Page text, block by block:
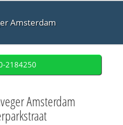
Amsterdam
2184250
Amsterdam